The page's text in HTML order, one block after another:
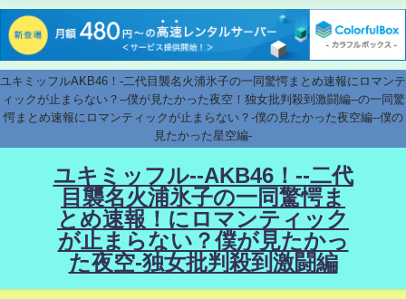
ユキミッフルAKB46！-二代目襲名火浦氷子の一同驚愕まとめ速報にロマンテ
ィックが止まらない？--僕が見たかった夜空！独女批判殺到激闘編--の一同驚
愕まとめ速報にロマンティックが止まらない？-僕の見たかった夜空編--僕の
見たかった星空編-
ユキミッフル--AKB46！--二代
目襲名火浦氷子の一同驚愕ま
とめ速報！にロマンティック
が止まらない？僕が見たかっ
た夜空-独女批判殺到激闘編